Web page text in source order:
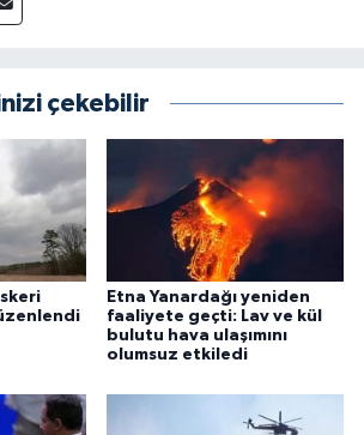
çekebilir
Etna Yanardağı yeniden
faaliyete geçti: Lav ve kül
bulutu hava ulaşımını
olumsuz etkiledi